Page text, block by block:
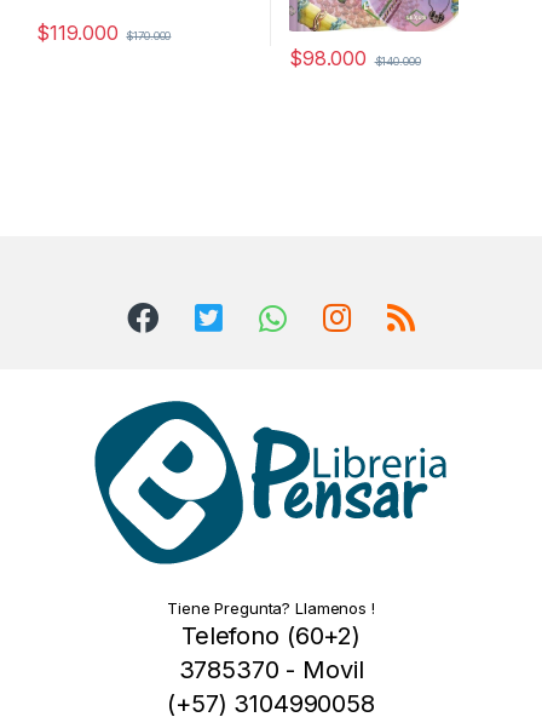
$119.000 $170.000
$98.000 $140.000
Tiene Pregunta? Llamenos !
Telefono (60+2)
3785370 - Movil
(+57) 3104990058